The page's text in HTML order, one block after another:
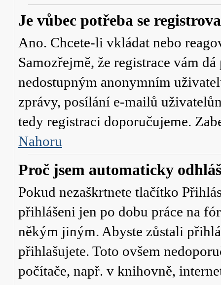
Je vůbec potřeba se
Ano. Chcete-li vkládat nebo
Samozřejmě, že registrace vám
nedostupným anonymním
zprávy, posílání e-mailů
tedy registraci doporučujeme.
Nahoru
Proč jsem automaticky
Pokud nezaškrtnete tlačítko
přihlášeni jen po dobu práce na
někým jiným. Abyste zůstali
přihlašujete. Toto ovšem
počítače, např. v knihovně,